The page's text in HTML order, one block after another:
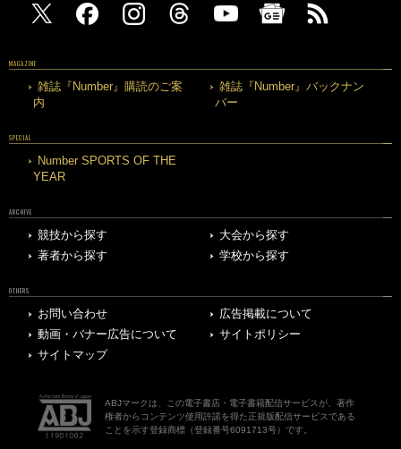
MAGAZINE
雑誌『Number』購読のご案
内
雑誌『Number』バックナン
バー
SPECIAL
Number SPORTS OF THE
YEAR
ARCHIVE
競技から探す
大会から探す
著者から探す
学校から探す
OTHERS
お問い合わせ
広告掲載について
動画・バナー広告について
サイトポリシー
サイトマップ
ABJマークは、この電子書店・電子書籍配信サービスが、著作
権者からコンテンツ使用許諾を得た正規版配信サービスである
ことを示す登録商標（登録番号6091713号）です。